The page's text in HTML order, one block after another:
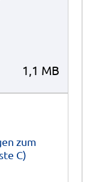
1,1 MB
zum
C)